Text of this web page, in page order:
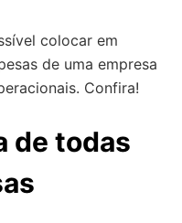
colocar em
de uma empresa
Confira!
de todas